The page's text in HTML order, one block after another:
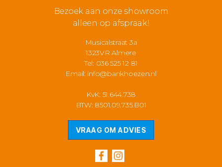
Bezoek aan onze showroom
alleen op afspraak!
Musicalstraat 3a
1323VR Almere
Tel: 036 525 12 81
Email: info@bankhoezen.nl
KvK: 51.644.738
BTW: 8501.09.735.B01
VRAAG OM ADVIES